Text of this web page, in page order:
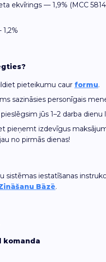
ekvīrings — 1,9% (MCC
pieteikumu caur formu.
sazināsies personīgais
jūs 1–2 darba dienu
pieņemt izdevīgus
no pirmās dienas!
sistēmas iestatīšanas
Bāzē.
komanda